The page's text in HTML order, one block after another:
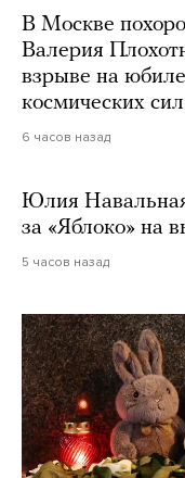
В Москве
Валерия
взрыве на
космических сил
6 часов назад
Юлия Навальная
за «Яблоко» на
5 часов назад